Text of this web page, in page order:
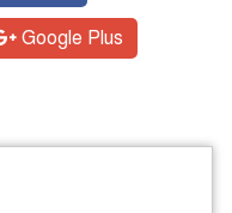
Google Plus